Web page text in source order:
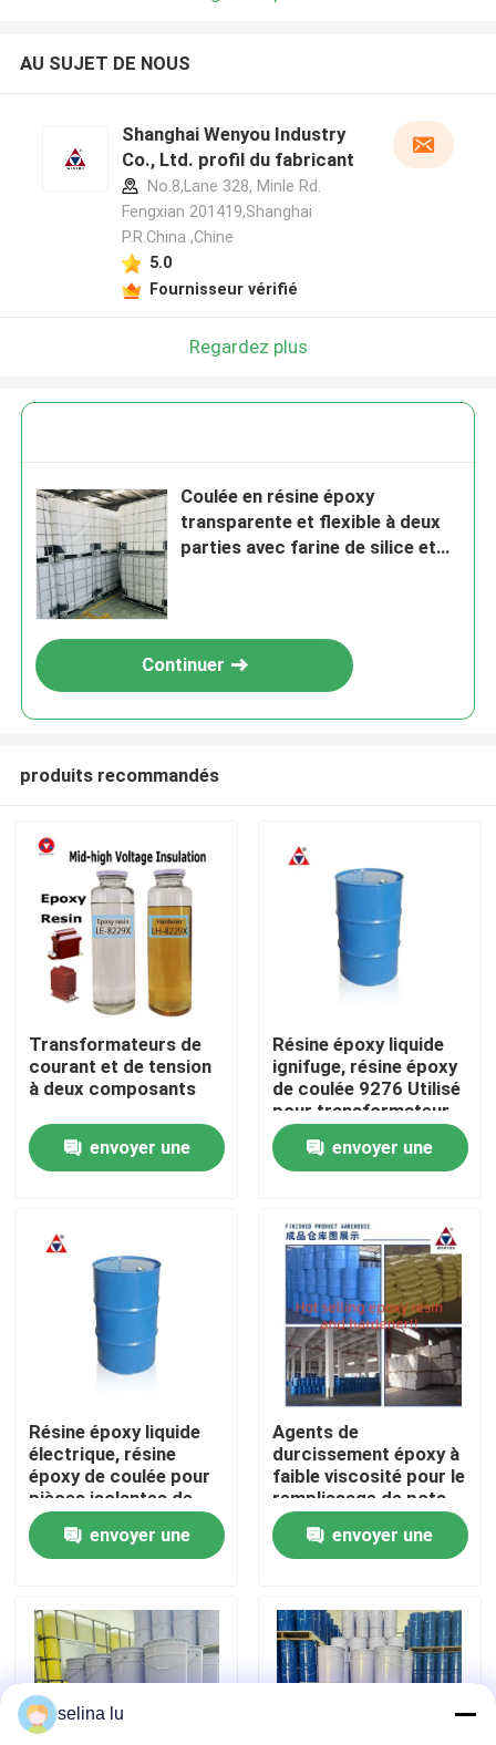
À la maison
Produits
Vidéos
Le spectacle VR
À propos de nous
Visite de l'usine
Contrôle de la qualité
Blog
Demandez un devis
AU SUJET DE NOUS
Shanghai Wenyou Industry
Co., Ltd. profil du fabricant
No.8,Lane 328, Minle Rd.
Fengxian 201419,Shanghai
P.R.China ,Chine
5.0
Fournisseur vérifié
Regardez plus
Coulée en résine époxy
transparente et flexible à deux
parties avec farine de silice et
Continuer
produits recommandés
Transformateurs de
courant et de tension
à deux composants
envoyer une
Résine époxy liquide
ignifuge, résine époxy
de coulée 9276 Utilisé
pour transformateur
de tension moyenne et
haute envoyer une
Résine époxy liquide
électrique, résine
époxy de coulée pour
pièces isolantes de
moyenne et haute
tensionenvoyer une
Agents de
durcissement époxy à
faible viscosité pour le
remplissage de pots
de transformateurs
potentiels et de
transformateurs sans
envoyer une
selina lu